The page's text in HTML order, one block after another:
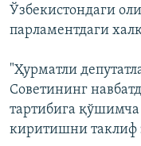
Ўзбекистондаги
парламентдаги
"Ҳурматли
Советининг
тартибига
киритишни таклиф